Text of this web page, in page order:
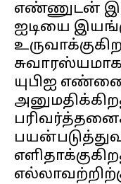
எண்ணுடன்
ஐடியை
யுபிஐ